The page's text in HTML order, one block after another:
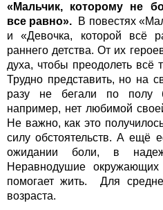
«Мальчик, которому не
все равно».
В повестях
и «Девочка, которой всё
раннего детства. От их
духа, чтобы преодолеть
Трудно представить, но на
разу не бегали по полу
например, нет любимой
Не важно, как это
силу обстоятельств. А ещё
ожидании боли, в
Неравнодушие
помогает жить. Для
возраста.